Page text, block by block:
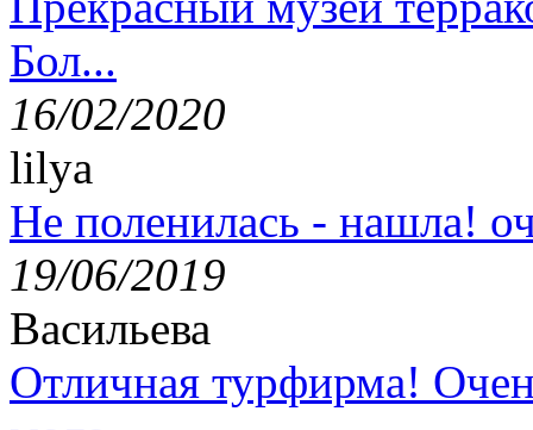
Бол...
16/02/2020
lilya
Не поленилась - нашла!
19/06/2019
Васильева
Отличная турфирма!